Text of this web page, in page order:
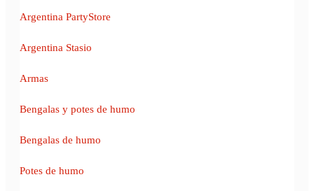
Argentina PartyStore
Argentina Stasio
Armas
Bengalas y potes de humo
Bengalas de humo
Potes de humo